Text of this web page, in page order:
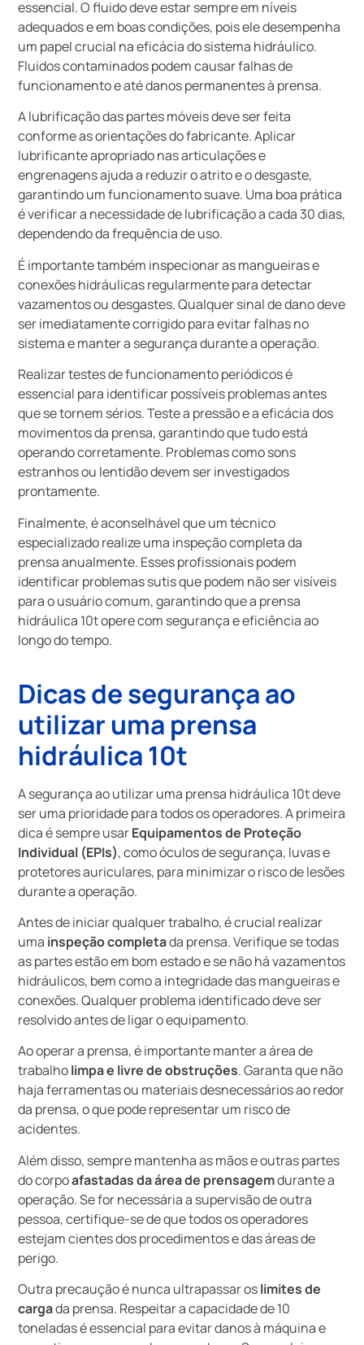
essencial. O fluido deve estar sempre em níveis
adequados e em boas condições, pois ele desempenha
um papel crucial na eficácia do sistema hidráulico.
Fluidos contaminados podem causar falhas de
funcionamento e até danos permanentes à prensa.
A lubrificação das partes móveis deve ser feita
conforme as orientações do fabricante. Aplicar
lubrificante apropriado nas articulações e
engrenagens ajuda a reduzir o atrito e o desgaste,
garantindo um funcionamento suave. Uma boa prática
é verificar a necessidade de lubrificação a cada 30 dias,
dependendo da frequência de uso.
É importante também inspecionar as mangueiras e
conexões hidráulicas regularmente para detectar
vazamentos ou desgastes. Qualquer sinal de dano deve
ser imediatamente corrigido para evitar falhas no
sistema e manter a segurança durante a operação.
Realizar testes de funcionamento periódicos é
essencial para identificar possíveis problemas antes
que se tornem sérios. Teste a pressão e a eficácia dos
movimentos da prensa, garantindo que tudo está
operando corretamente. Problemas como sons
estranhos ou lentidão devem ser investigados
prontamente.
Finalmente, é aconselhável que um técnico
especializado realize uma inspeção completa da
prensa anualmente. Esses profissionais podem
identificar problemas sutis que podem não ser visíveis
para o usuário comum, garantindo que a prensa
hidráulica 10t opere com segurança e eficiência ao
longo do tempo.
Dicas de segurança ao
utilizar uma prensa
hidráulica 10t
A segurança ao utilizar uma prensa hidráulica 10t deve
ser uma prioridade para todos os operadores. A primeira
dica é sempre usarEquipamentos de Proteção
Individual (EPIs), como óculos de segurança, luvas e
protetores auriculares, para minimizar o risco de lesões
durante a operação.
Antes de iniciar qualquer trabalho, é crucial realizar
uma inspeção completada prensa. Verifique se todas
as partes estão em bom estado e se não há vazamentos
hidráulicos, bem como a integridade das mangueiras e
conexões. Qualquer problema identificado deve ser
resolvido antes de ligar o equipamento.
Ao operar a prensa, é importante manter a área de
trabalholimpa e livre de obstruções. Garanta que não
haja ferramentas ou materiais desnecessários ao redor
da prensa, o que pode representar um risco de
acidentes.
Além disso, sempre mantenha as mãos e outras partes
do corpoafastadas da área de prensagemdurante a
operação. Se for necessária a supervisão de outra
pessoa, certifique-se de que todos os operadores
estejam cientes dos procedimentos e das áreas de
perigo.
Outra precaução é nunca ultrapassar oslimites de
cargada prensa. Respeitar a capacidade de 10
toneladas é essencial para evitar danos à máquina e